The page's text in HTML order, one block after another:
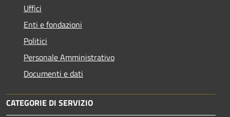
Uffici
Enti e fondazioni
Politici
Personale Amministrativo
Documenti e dati
CATEGORIE DI SERVIZIO